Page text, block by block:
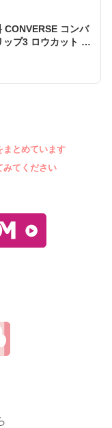
CONVERSE コンバ
プ3 ロウカット ス
【あす楽配送】
まとめています
みてください